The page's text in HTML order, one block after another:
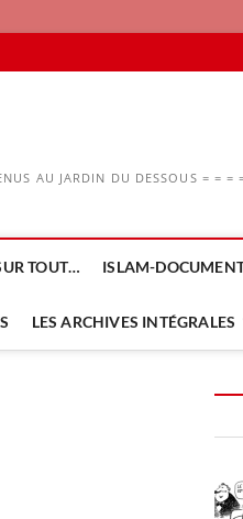
AU JARDIN DU DESSOUS = = =
TOUT… ISLAM-
LES ARCHIVES INTÉGRALES